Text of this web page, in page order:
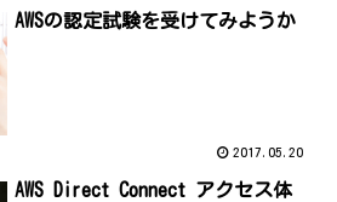
AWSの認定試験を受けてみようか
2017.05.20
AWS Direct Connect アクセス体